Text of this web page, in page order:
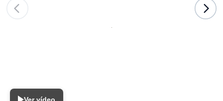
Meus Favoritos